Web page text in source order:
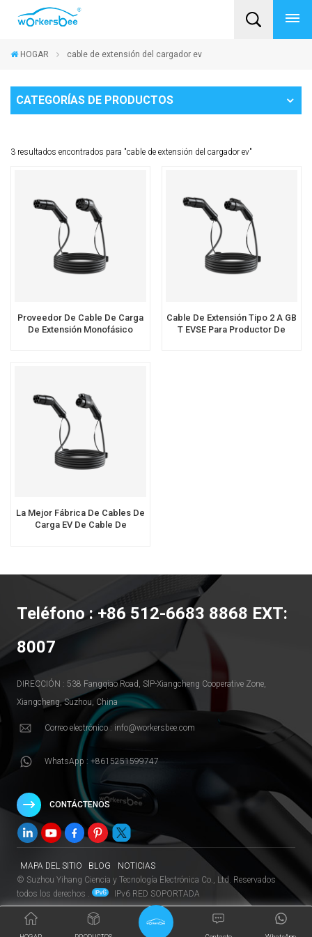
HOGAR cable de extensión del cargador ev
CATEGORÍAS DE PRODUCTOS
3 resultados encontrados para "cable de extensión del cargador ev"
Proveedor De Cable De Carga
De Extensión Monofásico
Cable De Extensión Tipo 2 A GB
T EVSE Para Productor De
La Mejor Fábrica De Cables De
Carga EV De Cable De
Teléfono : +86 512-6683 8868 EXT:
8007
DIRECCIÓN : 538 Fangqiao Road, SlP-Xiangcheng Cooperative Zone,
Xiangcheng, Suzhou, China
Correo electrónico : info@workersbee.com
WhatsApp : +8615251599747
CONTÁCTENOS
MAPA DEL SITIO BLOG
NOTICIAS
© Suzhou Yihang Ciencia y Tecnología Electrónica Co., Ltd. Reservados
todos los derechos .
IPv6 RED SOPORTADA